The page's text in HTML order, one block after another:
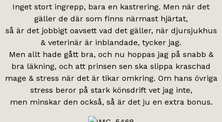
Inget stort ingrepp, bara en kastrering. Men när det
gäller de där som finns närmast hjärtat,
så är det jobbigt oavsett vad det gäller, när djursjukhus
& veterinär är inblandade, tycker jag.
Men allt hade gått bra, och nu hoppas jag på snabb &
bra läkning, och att prinsen sen ska slippa kraschad
mage & stress när det är tikar omkring. Om hans övriga
stress beror på stark könsdrift vet jag inte,
men minskar den också, så är det ju en extra bonus.